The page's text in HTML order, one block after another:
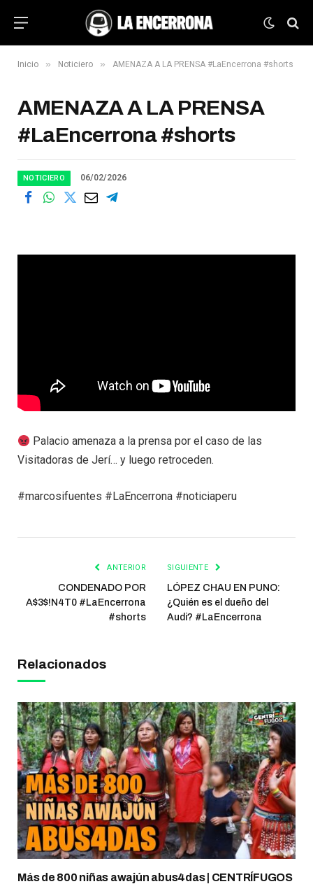
Inicio » Noticiero » AMENAZA A LA PRENSA #LaEncerrona #shorts
AMENAZA A LA PRENSA
#LaEncerrona #shorts
NOTICIERO 06/02/2026
Palacio amenaza a la prensa por el caso de las
Visitadoras de Jerí… y luego retroceden.
#marcosifuentes #LaEncerrona #noticiaperu
ANTERIOR
CONDENADO POR
A$3$!N4T0 #LaEncerrona
#shorts
SIGUIENTE
LÓPEZ CHAU EN PUNO:
¿Quién es el dueño del
Audi? #LaEncerrona
Relacionados
Más de 800 niñas awajún abus4das | CENTRÍFUGOS